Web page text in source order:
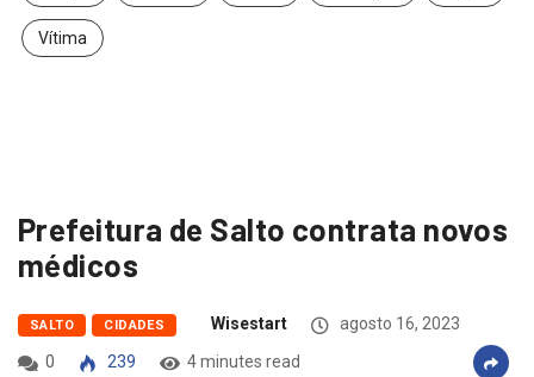
Vítima
Prefeitura de Salto contrata novos
médicos
SALTO CIDADES Wisestart
agosto 16, 2023
0
239 4 minutes read